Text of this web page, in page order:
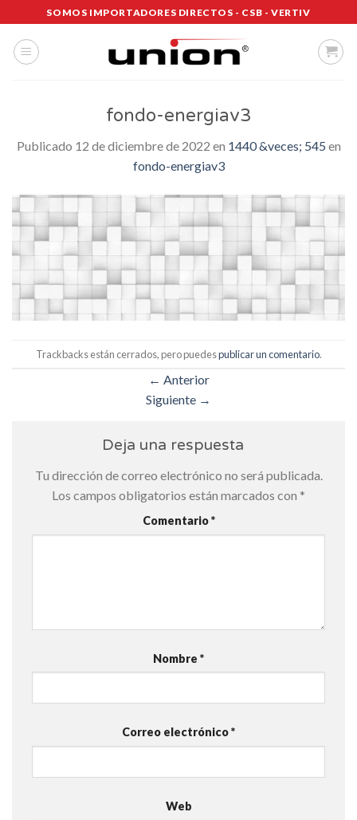
al
contenido
SOMOS IMPORTADORES DIRECTOS - CSB - VERTIV
fondo-energiav3
Publicado 12 de diciembre de 2022 en 1440 &veces; 545 en
fondo-energiav3
Trackbacks están cerrados, pero puedespublicar un comentario.
← Anterior
Siguiente →
Deja una respuesta
Tu dirección de correo electrónico no será publicada.
Los campos obligatorios están marcados con *
Comentario*
Nombre *
Correo electrónico*
Web